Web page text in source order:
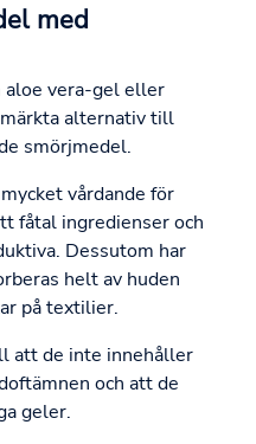
med
aloe vera-gel eller
alternativ till
smörjmedel.
vårdande för
fåtal ingredienser och
Dessutom har
helt av huden
på textilier.
att de inte innehåller
och att de
geler.